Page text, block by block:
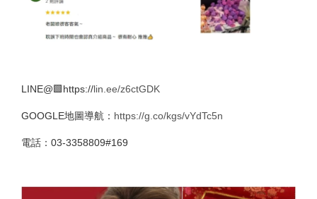
LINE@🟩https://lin.ee/z6ctGDK
GOOGLE地圖導航： https://g.co/kgs/vYdTc5n
電話：03-3358809#169